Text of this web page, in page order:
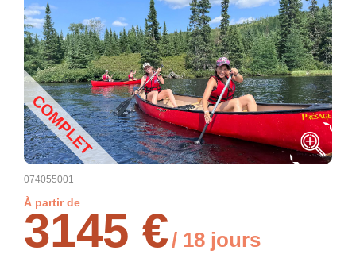
COMPLET
074055001
À partir de
3145 €/ 18 jours